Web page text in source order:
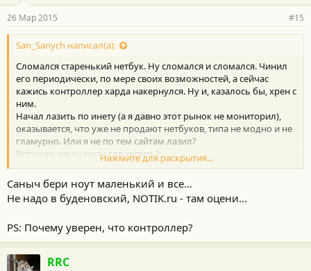
26 Мар 2015 #15
San_Sanych написал(а):
Сломался старенький нетбук. Ну сломался и сломался. Чинил
его периодически, по мере своих возможностей, а сейчас
кажись контроллер харда накернулся. Ну и, казалось бы, хрен с
ним.
Начал лазить по инету (а я давно этот рынок не мониторил),
оказывается, что уже не продают нетбуков, типа не модно и не
гламурно. Или я не по тем сайтам лазил?
Вот сижу, чешу репу, где купить?
Мне можно долго рассказывать про планшеты с ДОК-
станциями и прочие другие прелести прогресса. Не хочу. Вот
сижу весь в раздумьях.
К чему я это все написал: про майдан уже не интересно,
Нажмите для раскрытия...
Саныч бери ноут маленький и все...
Не надо в буденовский, NOTIK.ru - там оцени...
PS: Почему уверен, что контроллер?
RRC